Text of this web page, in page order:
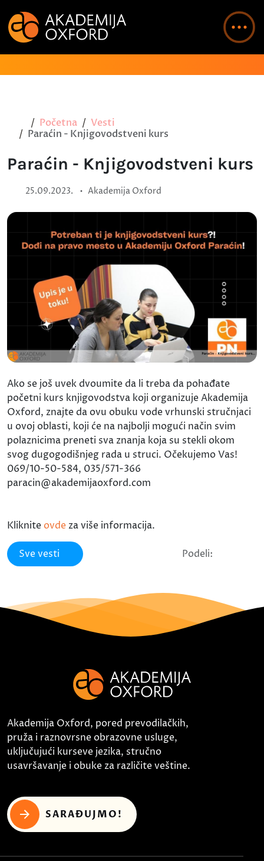
Početna
Vesti
Paraćin - Knjigovodstveni kurs
Paraćin - Knjigovodstveni kurs
25.09.2023. • Akademija Oxford
Ako se još uvek dvoumite da li treba da pohađate
početni kurs knjigovodstva koji organizuje Akademija
Oxford, znajte da ovu obuku vode vrhunski stručnjaci
u ovoj oblasti, koji će na najbolji mogući način svim
polaznicima preneti sva znanja koja su stekli okom
svog dugogodišnjeg rada u struci. Očekujemo Vas!
069/10-50-584, 035/571-366
paracin@akademijaoxford.com
Kliknite ovde za više informacija.
Sve vesti Podeli:
Akademija Oxford, pored prevodilačkih,
pruža i raznovrsne obrazovne usluge,
uključujući kurseve jezika, stručno
usavršavanje i obuke za različite veštine.
SARAĐUJMO!